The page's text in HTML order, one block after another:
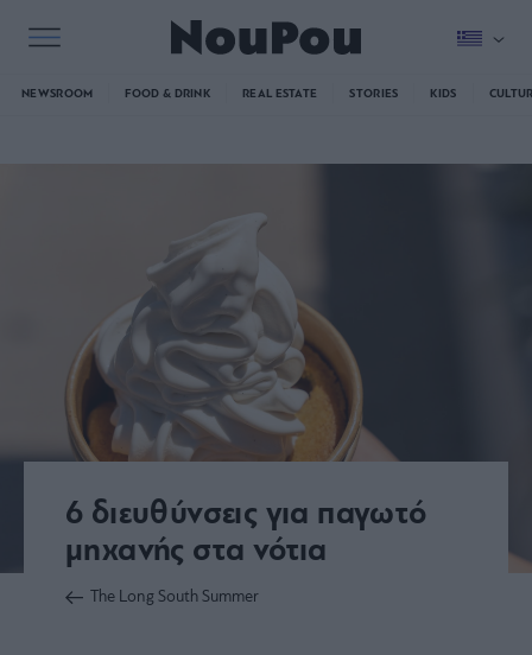
NEWSROOM FOOD & DRINK REAL ESTATE STORIES KIDS
6 διευθύνσεις για παγωτό
μηχανής στα νότια
The Long South Summer